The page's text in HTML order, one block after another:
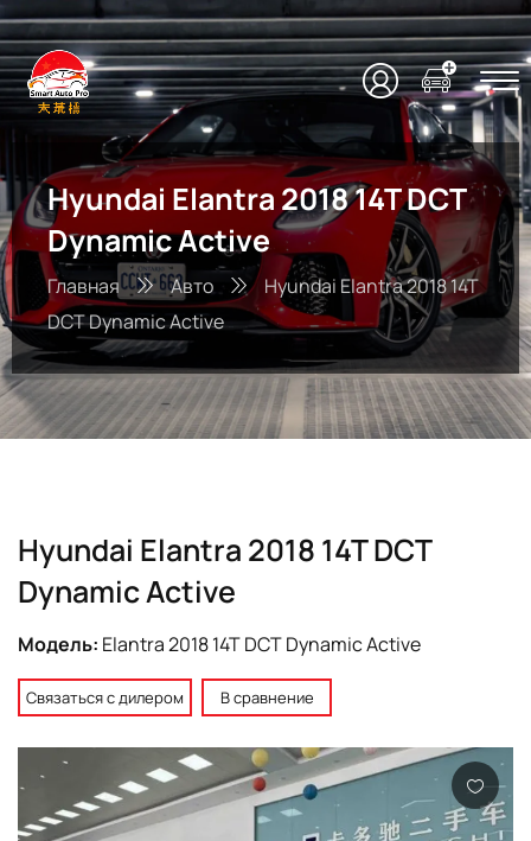
Hyundai Elantra 2018 14T DCT
Dynamic Active
Главная Авто
Hyundai Elantra 2018 14T
DCT Dynamic Active
Hyundai Elantra 2018 14T DCT
Dynamic Active
Модель: Elantra 2018 14T DCT Dynamic Active
Связаться с дилером В сравнение